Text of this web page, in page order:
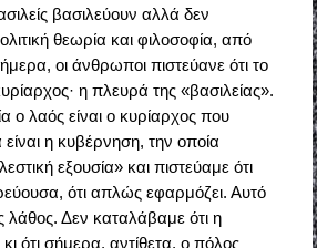
βασιλεύουν αλλά δεν
θεωρία και φιλοσοφία, από
οι άνθρωποι πιστεύανε ότι το
η πλευρά της «βασιλείας».
ο λαός είναι ο κυρίαρχος που
είναι η κυβέρνηση, την οποία
εξουσία» και πιστεύαμε ότι
ότι απλώς εφαρμόζει. Αυτό
λάθος. Δεν καταλάβαμε ότι η
ότι σήμερα, αντίθετα, ο πόλος